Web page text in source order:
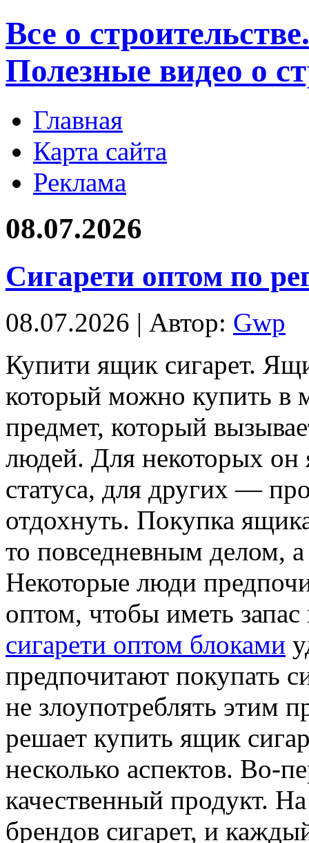
Все о
Полезные видео о
Главная
Карта сайта
Реклама
08.07.2026
Сигарети оптом по
08.07.2026 | Автор: Gwp
Купити ящик сигaрeт.
который можно купить в
предмет, который
людей. Для некоторых он
статуса, для других —
отдохнуть. Покупка
то повседневным делом,
Некоторые люди
оптом, чтобы иметь
сигарети оптом блоками
предпочитают покупать
не злоупотреблять этим
решает купить ящик
несколько аспектов. Во-
качественный продукт.
брендов сигарет, и